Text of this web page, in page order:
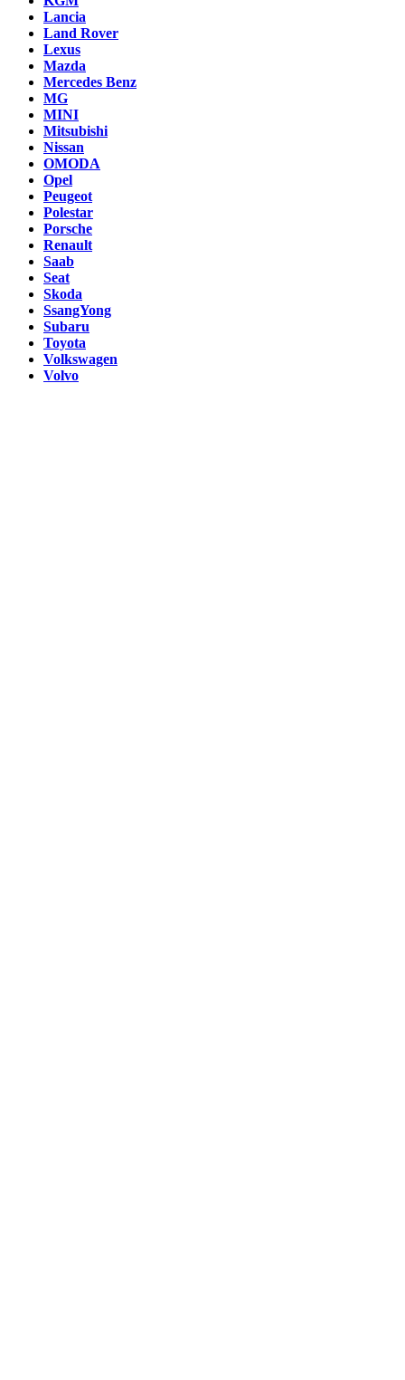
Lancia
Land Rover
Lexus
Mazda
Mercedes Benz
MG
MINI
Mitsubishi
Nissan
OMODA
Opel
Peugeot
Polestar
Porsche
Renault
Saab
Seat
Skoda
SsangYong
Subaru
Toyota
Volkswagen
Volvo